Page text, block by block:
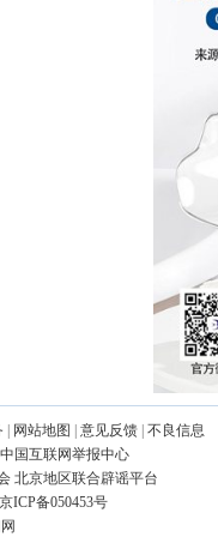
网站地图 意见反馈 不良信息
中国互联网举报中心
北京地区联合辟谣平台
京ICP备050453号